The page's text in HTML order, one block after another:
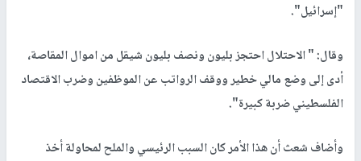
"إسرائيل".
وقال: " الاحتلال احتجز بليون ونصف بليون شيقل من اموال المقاصة،
أدى إلى وضع مالي خطير ووقف الرواتب عن الموظفين وضرب الاقتصاد
الفلسطيني ضربة كبيرة".
وأضاف شعث أن هذا الأمر كان السبب الرئيسي والملح لمحاولة أخذ